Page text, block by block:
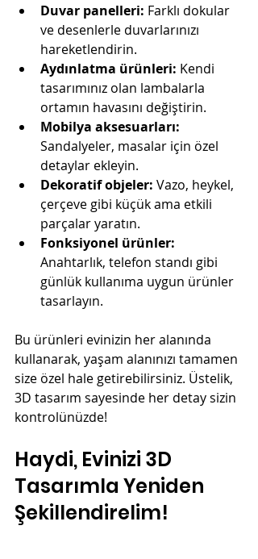
Duvar panelleri: Farklı dokular
ve desenlerle duvarlarınızı
hareketlendirin.
Aydınlatma ürünleri: Kendi
tasarımınız olan lambalarla
ortamın havasını değiştirin.
Mobilya aksesuarları:
Sandalyeler, masalar için özel
detaylar ekleyin.
Dekoratif objeler: Vazo, heykel,
çerçeve gibi küçük ama etkili
parçalar yaratın.
Fonksiyonel ürünler:
Anahtarlık, telefon standı gibi
günlük kullanıma uygun ürünler
tasarlayın.
Bu ürünleri evinizin her alanında
kullanarak, yaşam alanınızı tamamen
size özel hale getirebilirsiniz. Üstelik,
3D tasarım sayesinde her detay sizin
kontrolünüzde!
Haydi, Evinizi 3D
Tasarımla Yeniden
Şekillendirelim!